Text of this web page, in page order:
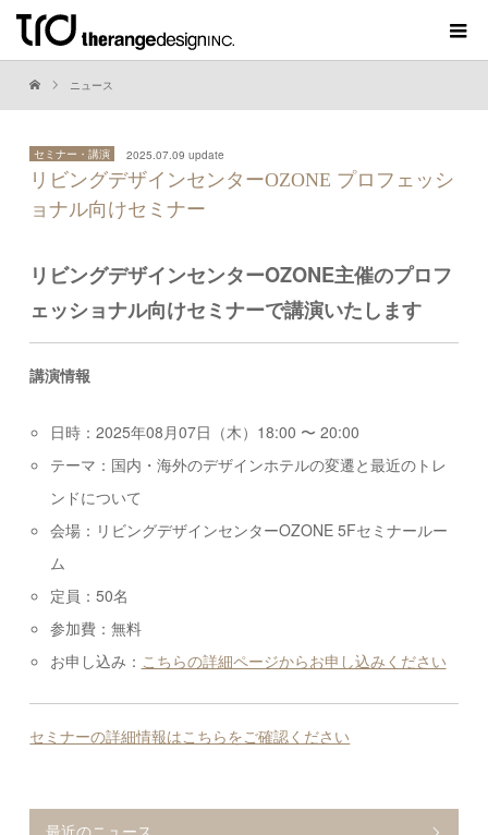
ニュース
セミナー・講演 2025.07.09 update
リビングデザインセンターOZONE プロフェッシ
ョナル向けセミナー
リビングデザインセンターOZONE主催のプロフ
ェッショナル向けセミナーで講演いたします
講演情報
日時：2025年08月07日（木）18:00 〜 20:00
テーマ：国内・海外のデザインホテルの変遷と最近のトレ
ンドについて
会場：リビングデザインセンターOZONE 5Fセミナールー
ム
定員：50名
参加費：無料
お申し込み： こちらの詳細ページからお申し込みください
セミナーの詳細情報はこちらをご確認ください